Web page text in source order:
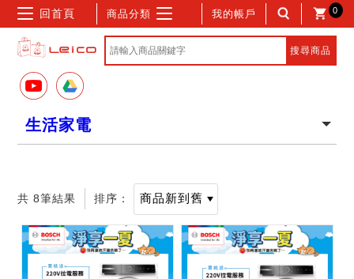
回首頁 商品分類 我的帳戶 0
生活家電
共 8筆結果 排序：